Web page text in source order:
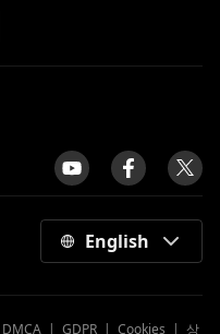
English
DMCA| GDPR| Cookies | 상